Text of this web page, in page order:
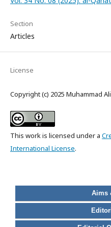
Section
Articles
License
Copyright (c) 2025 Muhammad
This work is licensed under a
International License.
Aims